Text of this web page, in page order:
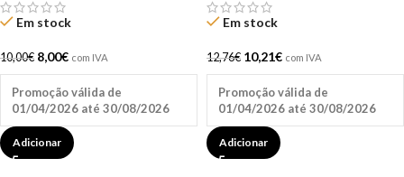
Em stock
10,00€ 8,00€ com IVA
Promoção válida de
01/04/2026 até 30/08/2026
Adicionar
Em stock
12,76€ 10,21€ com IVA
Promoção válida de
01/04/2026 até 30/08/2026
Adicionar